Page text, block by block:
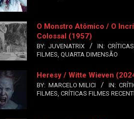
O Monstro Atômico / O
Colossal (1957)
BY: JUVENATRIX IN: CRÍTICAS
FILMES, QUARTA DIMENSÃO
Heresy / Witte Wieven
BY: MARCELO MILICI IN:
FILMES, CRÍTICAS FILMES